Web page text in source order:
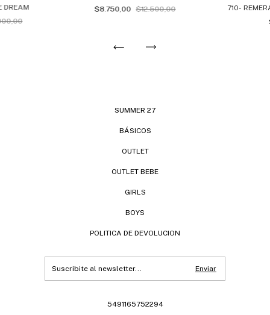
DREAM
$8.750,00
$12.500,00
710-
SUMMER 27
BÁSICOS
OUTLET
OUTLET BEBE
GIRLS
BOYS
POLITICA DE DEVOLUCION
5491165752294